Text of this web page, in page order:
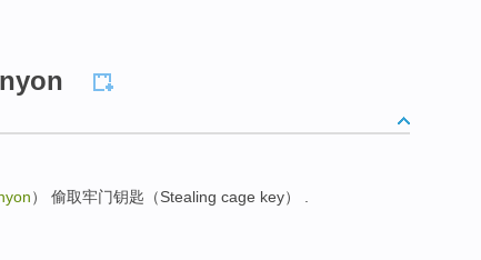
） 偷取牢门钥匙（Stealing cage key） .